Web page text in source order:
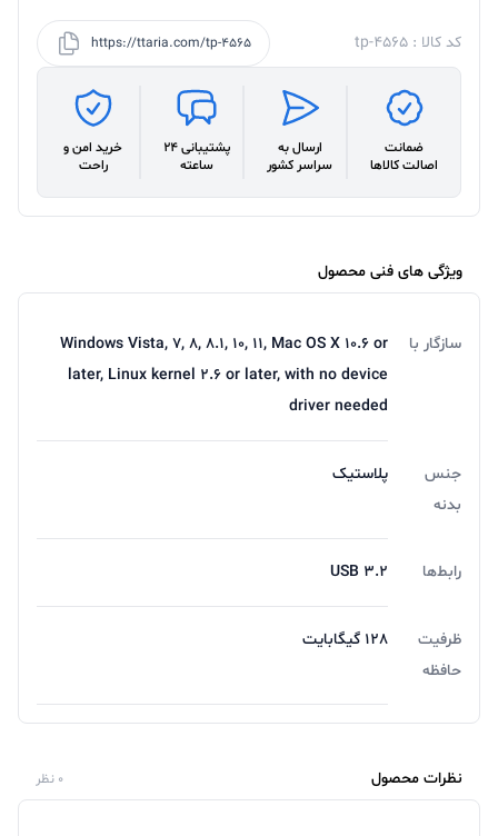
کد کالا : tp-4565 https://ttaria.com/tp-4565
ضمانت
اصالت کالاها
ارسال به
سراسر کشور
پشتیبانی 24
ساعته
خرید امن و
راحت
ویژگی های فنی محصول
سازگار با
Windows Vista, ۷, ۸, ۸.۱, ۱۰, ۱۱, Mac OS X ۱۰.۶ or
later, Linux kernel ۲.۶ or later, with no device
driver needed
جنس
بدنه
پلاستیک
رابط‌ها USB 3.2
ظرفیت
حافظه
128 گیگابایت
نظرات محصول 0 نظر